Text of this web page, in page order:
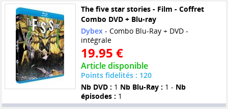
The five star stories - Film - Coffret
Combo DVD + Blu-ray
Dybex- Combo Blu-Ray + DVD -
intégrale
19.95 €
Article disponible
Points fidelités : 120
Nb DVD : 1 Nb Blu-Ray : 1 - Nb
épisodes : 1